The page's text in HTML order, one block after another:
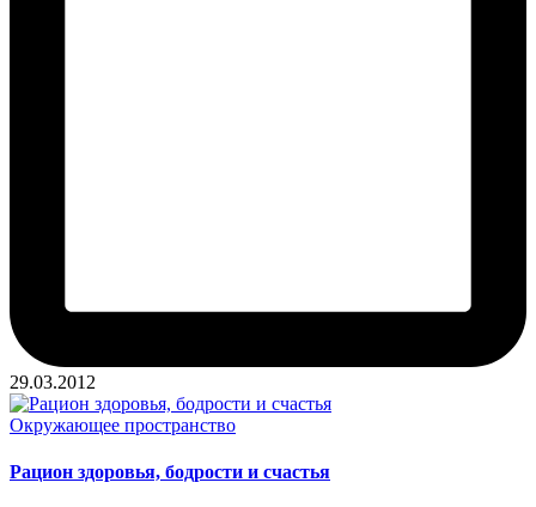
29.03.2012
Опубликовано
Окружающее пространство
Рацион здоровья, бодрости и счастья